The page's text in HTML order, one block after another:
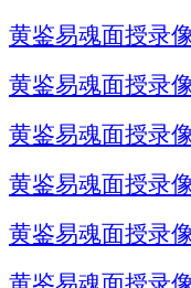
黄鉴易魂面授录
黄鉴易魂面授录
黄鉴易魂面授录
黄鉴易魂面授录
黄鉴易魂面授录